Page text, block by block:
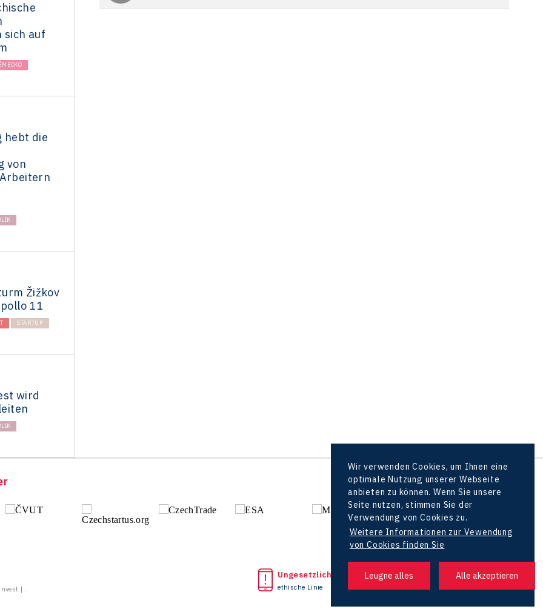
sich auf
hebt die
von
Žižkov
11
STARTUP
wird
alle Partner
| .
Ungesetzliche Tat bemerkt?
ethische Linie
Headquarters
Wir verwenden Cookies, um Ihnen eine
optimale Nutzung unserer Webseite
anbieten zu können. Wenn Sie unsere
Seite nutzen, stimmen Sie der
Verwendung von Cookies zu.
Weitere Informationen zur Vewendung
von Cookies finden Sie